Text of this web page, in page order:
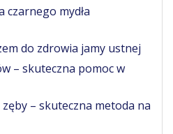
czarnego mydła
do zdrowia jamy ustnej
– skuteczna pomoc w
– skuteczna metoda na